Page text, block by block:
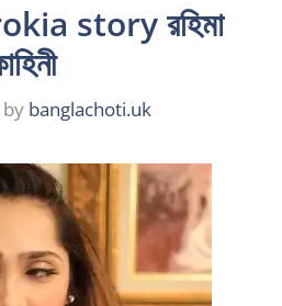
story রহিমা
by banglachoti.uk